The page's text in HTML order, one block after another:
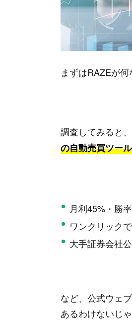
まずはRAZEが何
調査してみると
の自動売買ツール
月利45%・勝
ワンクリック
大手証券会社
など、公式ウェ
あるわけないじ